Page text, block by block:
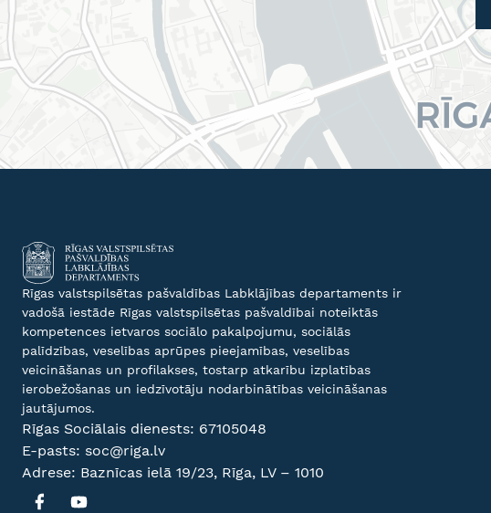
Rīgas valstspilsētas pašvaldības Labklājības departaments ir
vadošā iestāde Rīgas valstspilsētas pašvaldībai noteiktās
kompetences ietvaros sociālo pakalpojumu, sociālās
palīdzības, veselības aprūpes pieejamības, veselības
veicināšanas un profilakses, tostarp atkarību izplatības
ierobežošanas un iedzīvotāju nodarbinātības veicināšanas
jautājumos.
Rīgas Sociālais dienests: 67105048
E-pasts: soc@riga.lv
Adrese: Baznīcas ielā 19/23, Rīga, LV – 1010